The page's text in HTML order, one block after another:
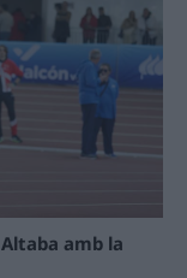
amb la